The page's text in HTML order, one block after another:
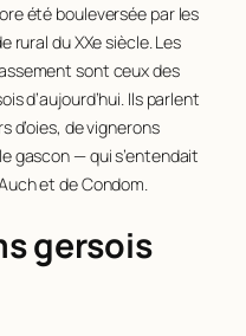
été bouleversée par les
rural du XXe siècle. Les
sont ceux des
d’aujourd’hui. Ils parlent
d’oies, de vignerons
gascon — qui s’entendait
et de Condom.
gersois